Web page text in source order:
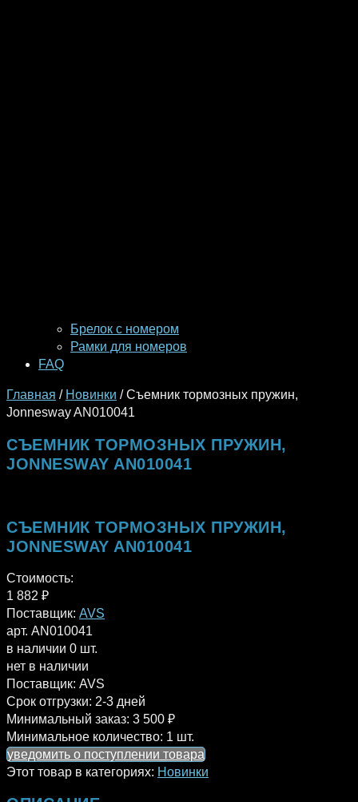
Брелок с номером
Рамки для номеров
FAQ
Главная / Новинки / Съемник тормозных пружин,
Jonnesway AN010041
СЪЕМНИК ТОРМОЗНЫХ ПРУЖИН,
JONNESWAY AN010041
СЪЕМНИК ТОРМОЗНЫХ ПРУЖИН,
JONNESWAY AN010041
Стоимость:
1 882 ₽
Поставщик: AVS
арт. AN010041
в наличии 0 шт.
нет в наличии
Поставщик: AVS
Срок отгрузки: 2-3 дней
Минимальный заказ: 3 500 ₽
Минимальное количество: 1 шт.
уведомить о поступлении товара
Этот товар в категориях: Новинки